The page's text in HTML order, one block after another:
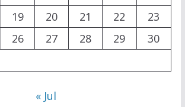
19 20 21 22
23
26 27 28 29
30
« Jul